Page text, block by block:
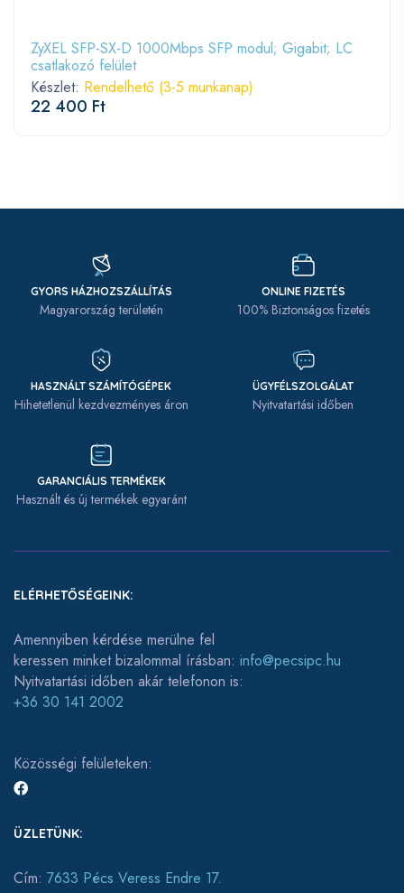
ZyXEL SFP-SX-D 1000Mbps SFP modul; Gigabit; LC
csatlakozó felület
Készlet: Rendelhető (3-5 munkanap)
22 400 Ft
GYORS HÁZHOZSZÁLLÍTÁS
Magyarország területén
ONLINE FIZETÉS
100% Biztonságos fizetés
HASZNÁLT SZÁMÍTÓGÉPEK
Hihetetlenül kezdvezményes áron
ÜGYFÉLSZOLGÁLAT
Nyitvatartási időben
GARANCIÁLIS TERMÉKEK
Használt és új termékek egyaránt
ELÉRHETŐSÉGEINK:
Amennyiben kérdése merülne fel
keressen minket bizalommal írásban: info@pecsipc.hu
Nyitvatartási időben akár telefonon is:
+36 30 141 2002
Közösségi felületeken:
ÜZLETÜNK:
Cím: 7633 Pécs Veress Endre 17.